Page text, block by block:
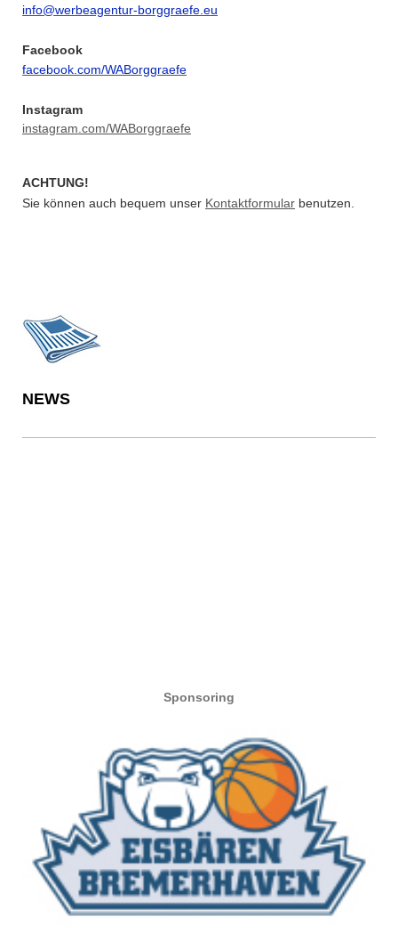
info@werbeagentur-borggraefe.eu
Facebook
facebook.com/WABorggraefe
Instagram
instagram.com/WABorggraefe
ACHTUNG!
Sie können auch bequem unser Kontaktformular benutzen.
NEWS
Sponsoring